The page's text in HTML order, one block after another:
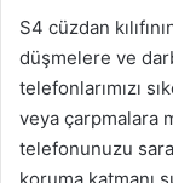
S4 cüzdan
düşmelere ve
telefonlarımızı
veya çarpmalara
telefonunuzu
koruma katmanı